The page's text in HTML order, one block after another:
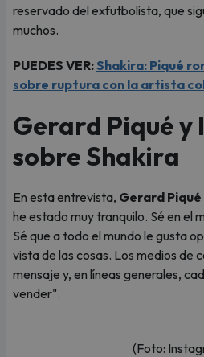
reservado del exfutbolista, que
muchos.
PUEDES VER:Shakira: Piqué
sobre ruptura con la artista
Gerard Piqué y
sobre Shakira
En esta entrevista, Gerard Piqué
he estado muy tranquilo. Sé en el
Sé que a todo el mundo le gusta
vista de las cosas. Los medios de
mensaje y, en líneas generales,
vender".
(Foto: